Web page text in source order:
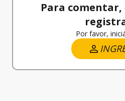
Para comentar,
Por favor,